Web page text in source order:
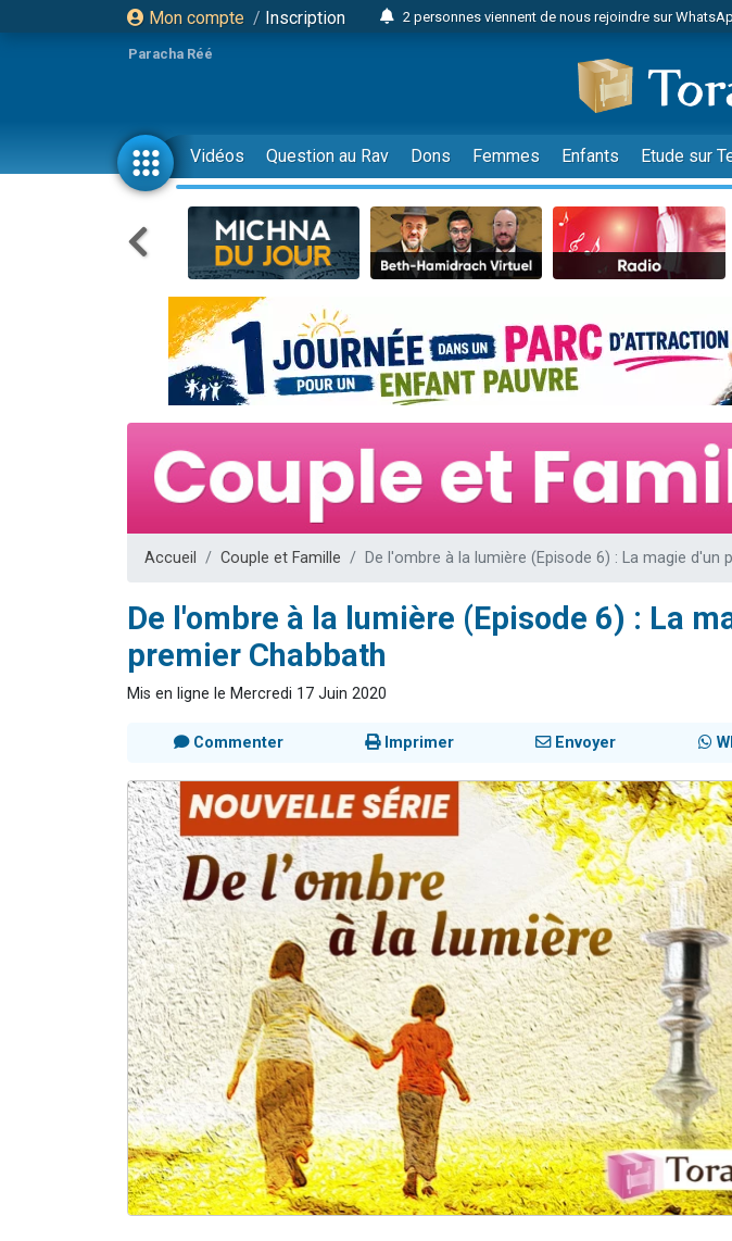
Mon compte / Inscription
2 personnes viennent de nous rejoindre sur
2 nouvelles musiques dans Torah-Box Music
8 personnes viennent de faire un don pour
4 personnes viennent de faire un don pour
Nouvelle émission radio : Visions de grandeur
61 personnes viennent de demander une bénédiction
39 personnes viennent de faire un don pour
Il reste 49 places pour étudier en groupe sur
Nathaniel vient de donner son Maasser
6 personnes viennent de faire un don pour 5
2 personnes viennent de faire un don pour
10 personnes viennent de demander une bénédiction
Il reste 49 places pour étudier en groupe sur
Dovan vient de donner son Maasser
2 personnes viennent de nous rejoindre sur
2 personnes viennent de nous rejoindre sur
Malgorzata vient de donner son Maasser
3 personnes viennent de nous rejoindre sur
Paracha Réé
Vidéos Question au Rav Dons Femmes Enfants Etude sur
Accueil Couple et Famille De l'ombre à la lumière (Episode 6) : La magie d'un
De l'ombre à la lumière (Episode 6) : La
premier Chabbath
Mis en ligne le Mercredi 17 Juin 2020
Commenter Imprimer Envoyer